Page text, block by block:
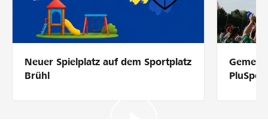
Unterstützen
Hilfe & Support
Partner / Raiffeisenbank
Neuer Spielplatz auf dem Sportplatz
Brühl